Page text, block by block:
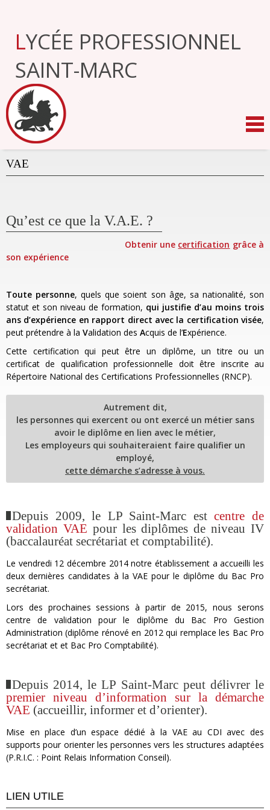
navigation
LYCÉE PROFESSIONNEL
SAINT-MARC
VAE
Qu’est ce que la V.A.E. ?
Obtenir une certification grâce à
son expérience
Toute personne, quels que soient son âge, sa nationalité, son
statut et son niveau de formation, qui justifie d’au moins trois
ans d’expérience en rapport direct avec la certification visée,
peut prétendre à la Validation des Acquis de l’Expérience.
Cette certification qui peut être un diplôme, un titre ou un
certificat de qualification professionnelle doit être inscrite au
Répertoire National des Certifications Professionnelles (RNCP).
Autrement dit,
les personnes qui exercent ou ont exercé un métier sans
avoir le diplôme en lien avec le métier,
Les employeurs qui souhaiteraient faire qualifier un
employé,
cette démarche s’adresse à vous.
Depuis 2009, le LP Saint-Marc estcentre de
validation VAE pour les diplômes de niveau IV
(baccalauréat secrétariat et comptabilité).
Le vendredi 12 décembre 2014 notre établissement a accueilli les
deux dernières candidates à la VAE pour le diplôme du Bac Pro
secrétariat.
Lors des prochaines sessions à partir de 2015, nous serons
centre de validation pour le diplôme du Bac Pro Gestion
Administration (diplôme rénové en 2012 qui remplace les Bac Pro
secrétariat et et Bac Pro Comptabilité).
Depuis 2014, le LP Saint-Marc peut délivrer le
premier niveau d’information sur la démarche
VAE (accueillir, informer et d’orienter).
Mise en place d’un espace dédié à la VAE au CDI avec des
supports pour orienter les personnes vers les structures adaptées
(P.R.I.C. : Point Relais Information Conseil).
LIEN UTILE